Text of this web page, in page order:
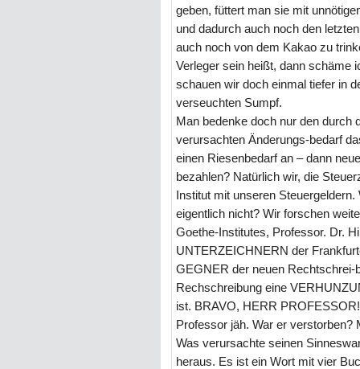
geben, füttert man sie mit
und dadurch auch noch den
auch noch von dem Kakao zu
Verleger sein heißt, dann schäme
schauen wir doch einmal tiefer in
verseuchten Sumpf.
Man bedenke doch nur den durch
verursachten Änderungs-bedarf
einen Riesenbedarf an – dann
bezahlen? Natürlich wir, die
Institut mit unseren
eigentlich nicht? Wir forschen
Goethe-Institutes, Professor. Dr.
UNTERZEICHNERN der
GEGNER der neuen Rechtschrei-
Rechschreibung eine
ist. BRAVO, HERR
Professor jäh. War er verstorben?
Was verursachte seinen
heraus. Es ist ein Wort mit vier